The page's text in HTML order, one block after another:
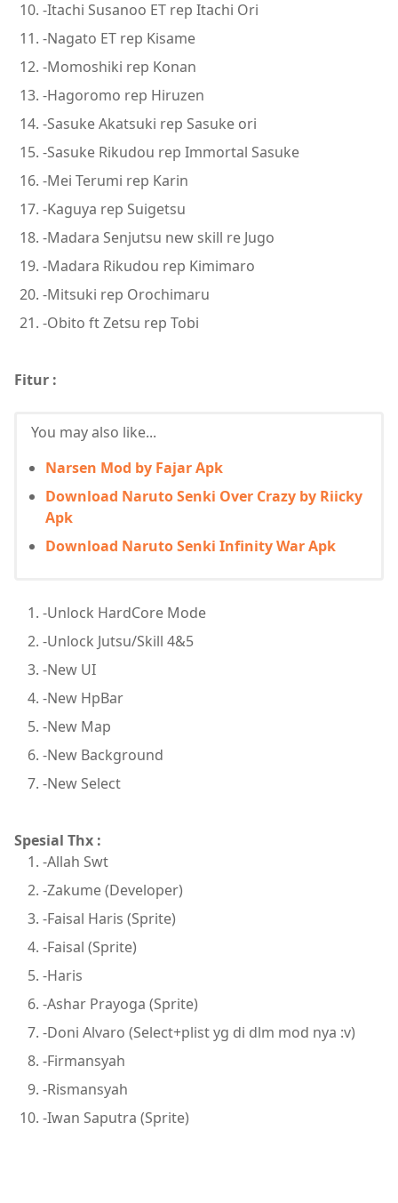
-Itachi Susanoo ET rep Itachi Ori
-Nagato ET rep Kisame
-Momoshiki rep Konan
-Hagoromo rep Hiruzen
-Sasuke Akatsuki rep Sasuke ori
-Sasuke Rikudou rep Immortal Sasuke
-Mei Terumi rep Karin
-Kaguya rep Suigetsu
-Madara Senjutsu new skill re Jugo
-Madara Rikudou rep Kimimaro
-Mitsuki rep Orochimaru
-Obito ft Zetsu rep Tobi
Fitur :
You may also like...
Narsen Mod by Fajar Apk
Download Naruto Senki Over Crazy by Riicky
Apk
Download Naruto Senki Infinity War Apk
-Unlock HardCore Mode
-Unlock Jutsu/Skill 4&5
-New UI
-New HpBar
-New Map
-New Background
-New Select
Spesial Thx :
-Allah Swt
-Zakume (Developer)
-Faisal Haris (Sprite)
-Faisal (Sprite)
-Haris
-Ashar Prayoga (Sprite)
-Doni Alvaro (Select+plist yg di dlm mod nya :v)
-Firmansyah
-Rismansyah
-Iwan Saputra (Sprite)